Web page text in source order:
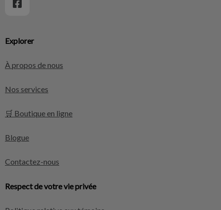
Explorer
À propos de nous
Nos services
🛒 Boutique en ligne
Blogue
Contactez-nous
Respect de votre vie privée